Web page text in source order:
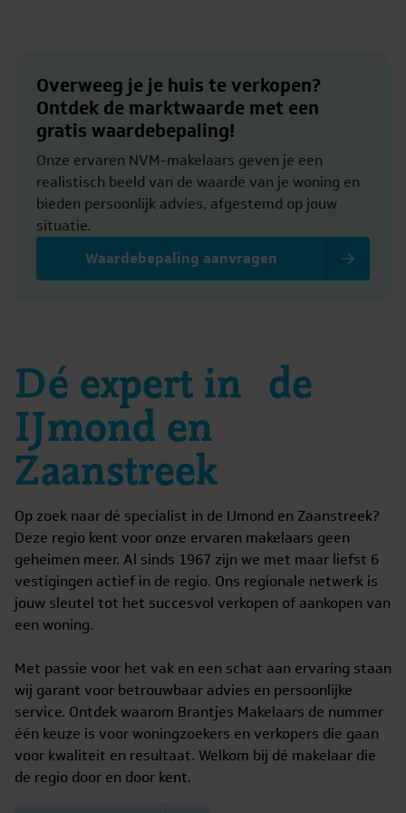
Overweeg je je huis te verkopen?
Ontdek de marktwaarde met een
gratis waardebepaling!
Onze ervaren NVM-makelaars geven je een
realistisch beeld van de waarde van je woning en
bieden persoonlijk advies, afgestemd op jouw
situatie.
Waardebepaling aanvragen
Dé expert in de
IJmond en
Zaanstreek
Op zoek naar dé specialist in de IJmond en Zaanstreek?
Deze regio kent voor onze ervaren makelaars geen
geheimen meer. Al sinds 1967 zijn we met maar liefst 6
vestigingen actief in de regio. Ons regionale netwerk is
jouw sleutel tot het succesvol verkopen of aankopen van
een woning.
Met passie voor het vak en een schat aan ervaring staan
wij garant voor betrouwbaar advies en persoonlijke
service. Ontdek waarom Brantjes Makelaars de nummer
één keuze is voor woningzoekers en verkopers die gaan
voor kwaliteit en resultaat. Welkom bij dé makelaar die
de regio door en door kent.